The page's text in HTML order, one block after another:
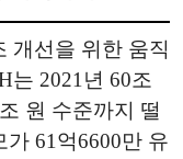
개선을 위한 움직
는 2021년 60조
원 수준까지 떨
61억6600만 유